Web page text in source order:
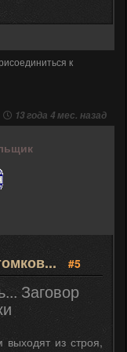
к
13 года 4 мес. назад
#5
Заговор
из строя,